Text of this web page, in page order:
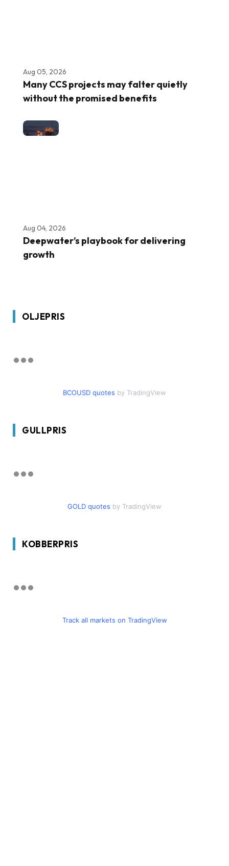
Aug 05, 2026
Many CCS projects may falter quietly
without the promised benefits
Aug 04, 2026
Deepwater’s playbook for delivering
growth
OLJEPRIS
BCOUSD quotes by TradingView
GULLPRIS
GOLD quotes by TradingView
KOBBERPRIS
Track all markets on TradingView